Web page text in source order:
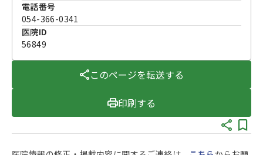
電話番号
054-366-0341
医院ID
56849
このページを転送する
印刷する